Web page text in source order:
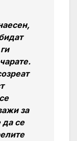
за
да се